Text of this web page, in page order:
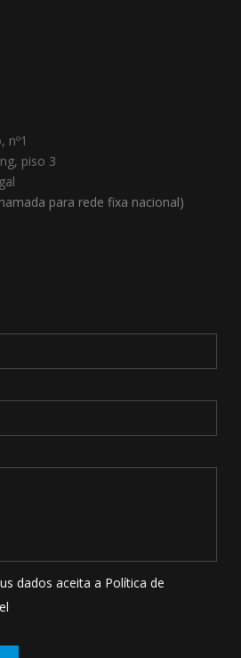
nº1
piso 3
para rede fixa nacional)
dados aceita a Política de